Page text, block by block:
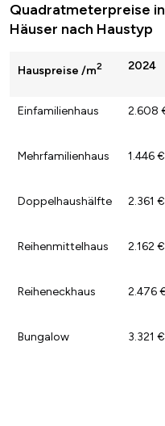
Quadratmeterpreise
Häuser nach Haustyp
Hauspreise /m2 2024
Einfamilienhaus 2.608
Mehrfamilienhaus 1.446 €
Doppelhaushälfte 2.361 €
Reihenmittelhaus 2.162 €
Reiheneckhaus 2.476
Bungalow 3.321 €